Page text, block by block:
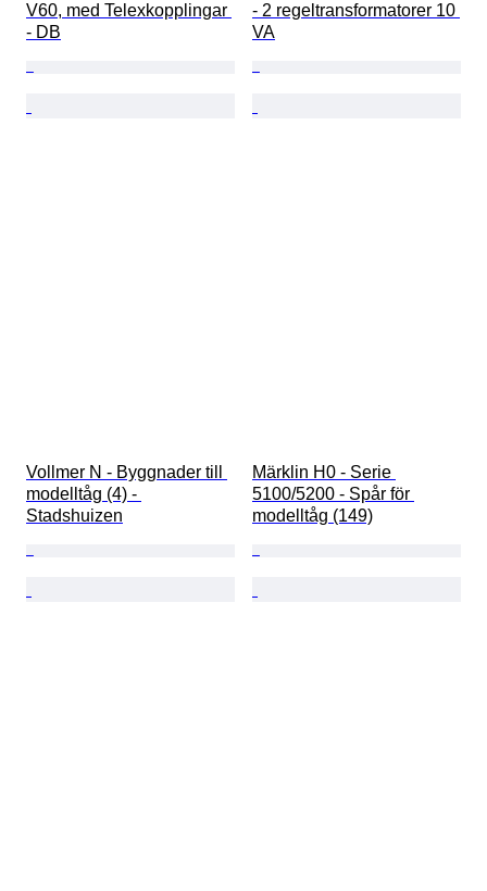
V60, med Telexkopplingar
- DB
- 2 regeltransformatorer 10
VA
Vollmer N - Byggnader till
modelltåg (4) -
Stadshuizen
Märklin H0 - Serie
5100/5200 - Spår för
modelltåg (149)